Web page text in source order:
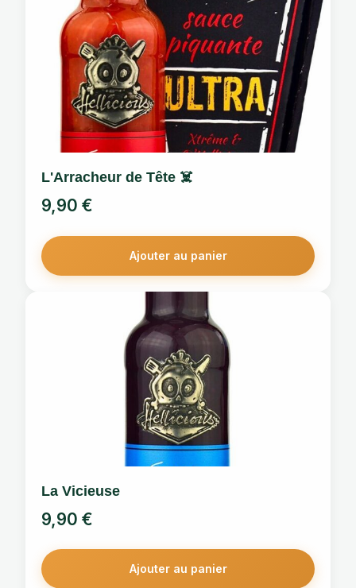
L'Arracheur de Tête ☠️
9,90 €
Ajouter au panier
La Vicieuse
9,90 €
Ajouter au panier